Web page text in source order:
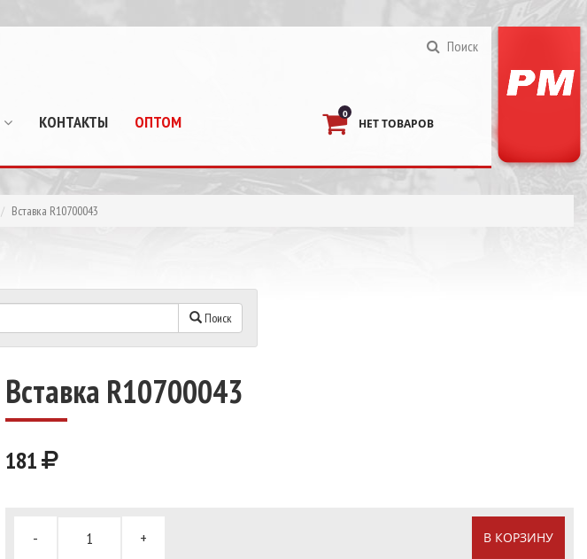
Поиск
КОНТАКТЫ ОПТОМ 0
НЕТ ТОВАРОВ
Вставка R10700043
Поиск
Вставка R10700043
181
- + В КОРЗИНУ